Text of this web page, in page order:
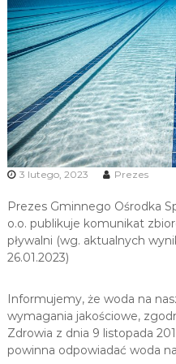
3 lutego, 2023 Prezes
Prezes Gminnego Ośrodka
o.o. publikuje komunikat
pływalni (wg. aktualnych
26.01.2023)
Informujemy, że woda na
wymagania jakościowe,
Zdrowia z dnia 9 listopada
powinna odpowiadać woda